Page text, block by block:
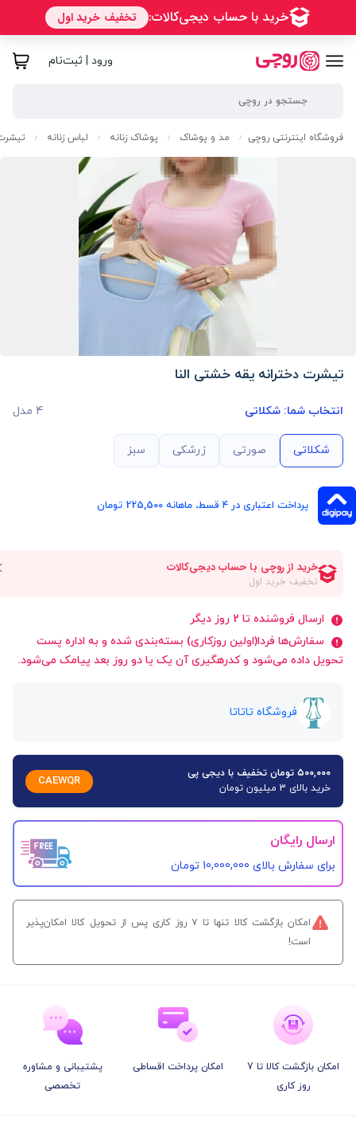
ورود | ثبت‌نام
فروشگاه اینترنتی روچی / مد و پوشاک / پوشاک زنانه / لباس زنانه /
تیشرت دخترانه یقه خشتی النا
انتخاب شما: شکلاتی 4 مدل
شکلاتی صورتی زرشکی سبز
پرداخت اعتباری در ۴ قسط، ماهانه 225,500 تومان
ارسال فروشنده تا 2 روز دیگر
سفارش‌ها فردا(اولین روزکاری) بسته‌بندی شده و به اداره پست
تحویل داده می‌شود و کدرهگیری آن یک یا دو روز بعد پیامک می‌شود.
فروشگاه تاتاتا
۵۰۰,۰۰۰ تومان تخفیف با دیجی پی
خرید بالای 3 میلیون تومان
CAEWQR
ارسال رایگان
برای سفارش‌ بالای 10,000,000 تومان
امکان بازگشت کالا تنها تا ۷ روز کاری پس از تحویل کالا امکان‌پذیر
است!
امکان بازگشت کالا تا 7
روز کاری
امکان پرداخت اقساطی
پشتیبانی و مشاوره
تخصصی